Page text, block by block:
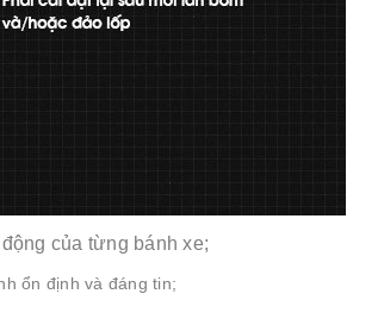
của từng bánh xe;
ổn định và đáng tin;